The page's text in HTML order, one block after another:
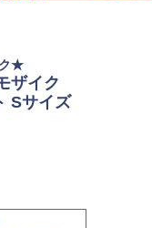
ク★
ザイク
Sサイズ